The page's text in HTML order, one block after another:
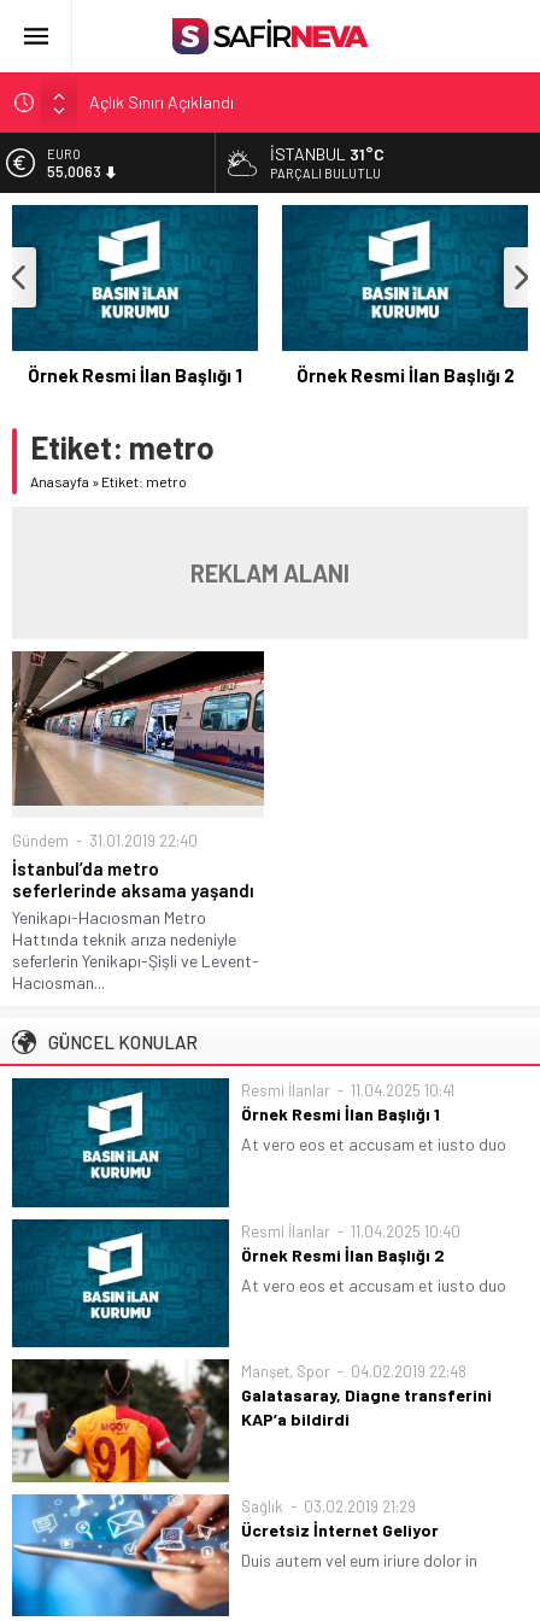
Açlık Sınırı Açıklandı
Öğretmenlere Kötü Haber
FETÖ’nün kritik ismi tutuklandı
Son dakika… İstanbul’da trafik felç
Yunanistan Başbakanı Çipras Türkiye’ye gelecek
EURO
55,0063
ALTIN
6.543,59
BİST
13.798,82
DOLAR
47,7010
İSTANBUL 31°C
PARÇALI BULUTLU
Örnek Resmi İlan Başlığı 1 Örnek Resmi İlan Başlığı 2
Etiket: metro
Anasayfa » Etiket: metro
REKLAM ALANI
Gündem 31.01.2019 22:40
İstanbul’da metro
seferlerinde aksama yaşandı
Yenikapı-Hacıosman Metro
Hattında teknik arıza nedeniyle
seferlerin Yenikapı-Şişli ve Levent-
Hacıosman...
GÜNCEL KONULAR
Resmi İlanlar 11.04.2025 10:41
Örnek Resmi İlan Başlığı 1
At vero eos et accusam et justo duo
ipsum dolor sit...
Resmi İlanlar 11.04.2025 10:40
Örnek Resmi İlan Başlığı 2
At vero eos et accusam et justo duo
ipsum dolor sit...
Manşet, Spor 04.02.2019 22:48
Galatasaray, Diagne transferini
KAP’a bildirdi
alacağı ücret.
Sağlık 03.02.2019 21:29
Ücretsiz İnternet Geliyor
Duis autem vel eum iriure dolor in